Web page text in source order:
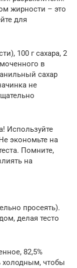
жирности – это
для
100 г сахара, 2
в
сахар
не
Используйте
экономьте на
Помните,
на
просеять).
делая тесто
82,5%
чтобы